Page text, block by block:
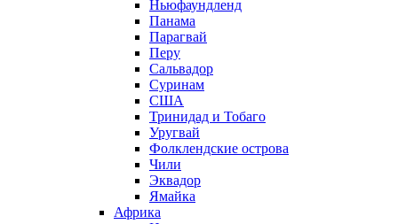
Ньюфаундленд
Панама
Парагвай
Перу
Сальвадор
Суринам
США
Тринидад и Тобаго
Уругвай
Фолклендские острова
Чили
Эквадор
Ямайка
Африка